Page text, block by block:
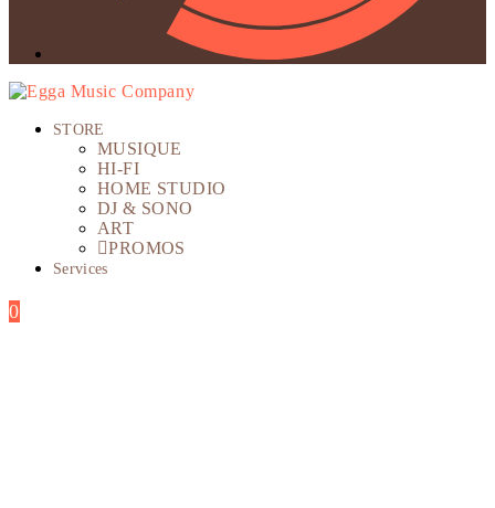
STORE
MUSIQUE
HI-FI
HOME STUDIO
DJ & SONO
ART
PROMOS
Services
0